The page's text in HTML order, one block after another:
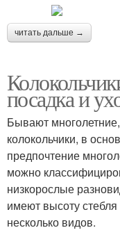
читать дальше →
посадка и
Бывают
колокольчики, в
предпочтение
можно
низкорослые
имеют высоту
несколько видов.